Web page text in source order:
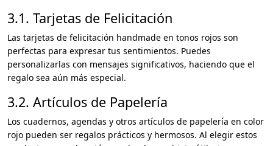
3.1. Tarjetas de Felicitación
Las tarjetas de felicitación handmade en tonos rojos son
perfectas para expresar tus sentimientos. Puedes
personalizarlas con mensajes significativos, haciendo que el
regalo sea aún más especial.
3.2. Artículos de Papelería
Los cuadernos, agendas y otros artículos de papelería en color
rojo pueden ser regalos prácticos y hermosos. Al elegir estos